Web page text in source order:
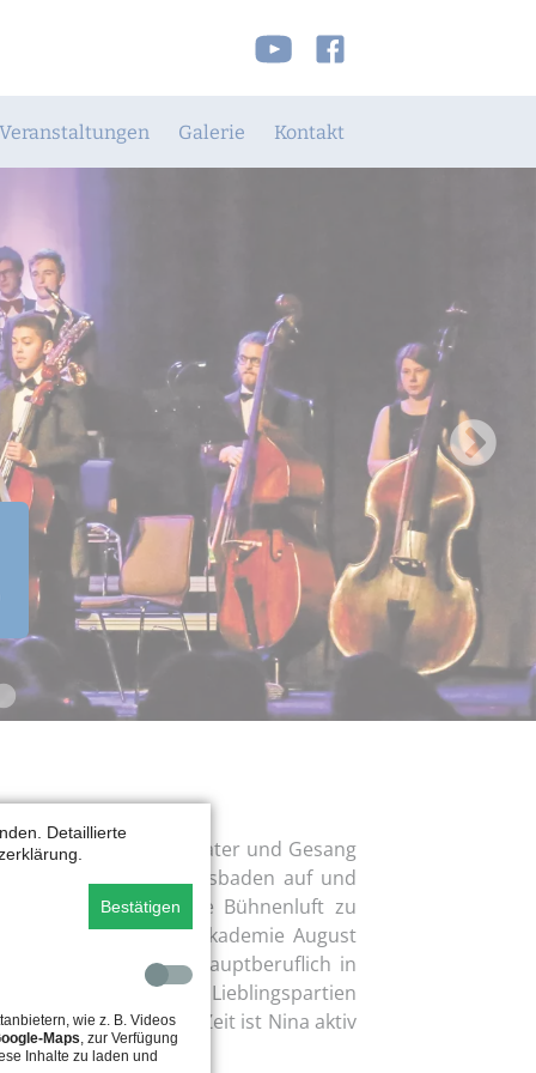
Veranstaltungen Galerie Kontakt
Steffi
dass man viele
13 Jahre
und dadurch
Und das
15 Jahre
ihre Liebe zum Theater und Gesang
Staatstheater Wiesbaden auf und
erste Bühnenluft zu
Theaterakademie August
stand sie aktiv hauptberuflich in
der Bühne. Zu ihren Lieblingspartien
Mimi in “Rent”. Zur Zeit ist Nina aktiv
ihrer Lehrtätigkeit.
Detaillierte
Bestätigen
wie z. B. Videos
Maps , zur Verfügung
Inhalte zu laden und